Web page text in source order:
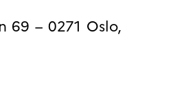
69 – 0271 Oslo,